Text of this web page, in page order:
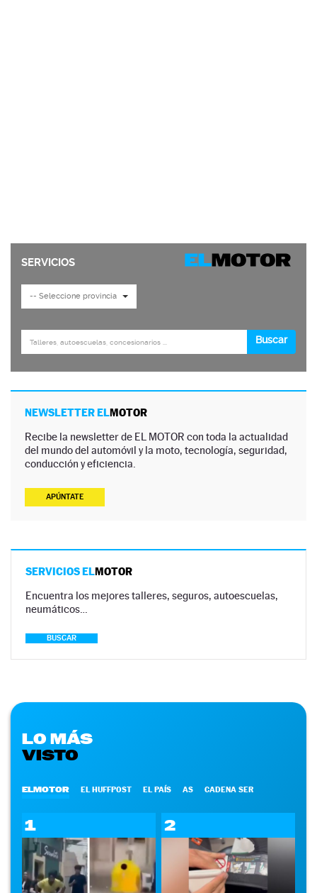
NEWSLETTER ELMOTOR
Recibe la newsletter de EL MOTOR con toda la actualidad
del mundo del automóvil y la moto, tecnología, seguridad,
conducción y eficiencia.
APÚNTATE
SERVICIOS ELMOTOR
Encuentra los mejores talleres, seguros, autoescuelas,
neumáticos…
BUSCAR
LO MÁS
VISTO
ELMOTOR EL HUFFPOST EL PAÍS AS CADENA SER
1 2